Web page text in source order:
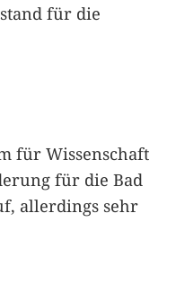
für die
für Wissenschaft
für die Bad
allerdings sehr